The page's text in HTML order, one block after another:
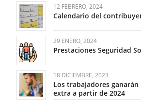
12 FEBRERO, 2024
Calendario del
29 ENERO, 2024
Prestaciones Seguridad
18 DICIEMBRE, 2023
Los trabajadores
extra a partir de 2024